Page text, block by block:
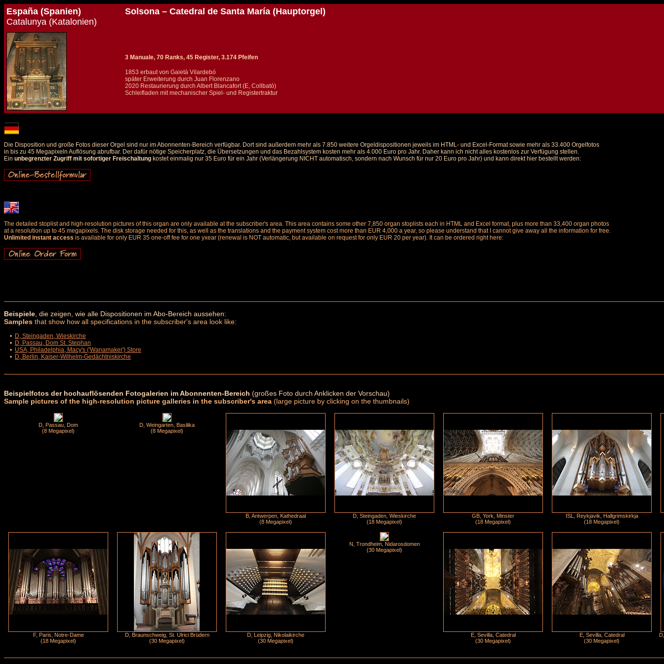
España (Spanien)
Catalunya (Katalonien)
Solsona – Catedral de Santa María (Hauptorgel)
3 Manuale, 70 Ranks, 45 Register, 3.174 Pfeifen
1853 erbaut von Gaietà Vilardebó
später Erweiterung durch Juan Florenzano
2020 Restaurierung durch Albert Blancafort (E, Collbató)
Schleifladen mit mechanischer Spiel- und Registertraktur
Die Disposition und große Fotos dieser Orgel sind nur im Abonnenten-Bereich verfügbar. Dort sind außerdem mehr als 7.850 weitere Orgeldispositionen jeweils im HTML- und Excel-Format sowie mehr als 33.400 Orgelfotos
in bis zu 45 Megapixeln Auflösung abrufbar. Der dafür nötige Speicherplatz, die Übersetzungen und das Bezahlsystem kosten mehr als 4.000 Euro pro Jahr. Daher kann ich nicht alles kostenlos zur Verfügung stellen.
Ein unbegrenzter Zugriff mit sofortiger Freischaltung kostet einmalig nur 35 Euro für ein Jahr (Verlängerung NICHT automatisch, sondern nach Wunsch für nur 20 Euro pro Jahr) und kann direkt hier bestellt werden:
The detailed stoplist and high-resolution pictures of this organ are only available at the subscriber's area. This area contains some other 7,850 organ stoplists each in HTML and Excel format, plus more than 33,400 organ photos
at a resolution up to 45 megapixels. The disk storage needed for this, as well as the translations and the payment system cost more than EUR 4,000 a year, so please understand that I cannot give away all the information for free.
Unlimited instant access is available for only EUR 35 one-off fee for one yxear (renewal is NOT automatic, but available on request for only EUR 20 per year). It can be ordered right here:
Beispiele , die zeigen, wie alle Dispositionen im Abo-Bereich aussehen:
Samples that show how all specifications in the subscriber's area look like:
• D, Steingaden, Wieskirche
• D, Passau, Dom St. Stephan
• USA, Philadelphia, Macy's ('Wanamaker') Store
• D, Berlin, Kaiser-Wilhelm-Gedächtniskirche
Beispielfotos der hochauflösenden Fotogalerien im Abonnenten-Bereich (großes Foto durch Anklicken der Vorschau)
Sample pictures of the high-resolution picture galleries in the subscriber's area (large picture by clicking on the thumbnails)
D, Passau, Dom
(8 Megapixel)
D, Weingarten, Basilika
(8 Megapixel)
B, Antwerpen, Kathedraal
(8 Megapixel)
D, Steingaden, Wieskirche
(18 Megapixel)
GB, York, Minster
(18 Megapixel)
ISL, Reykjavik, Hallgrimskirkja
(18 Megapixel)
F, Paris, Notre-Dame
(18 Megapixel)
D, Braunschweig, St. Ulrici Brüdern
(30 Megapixel)
D, Leipzig, Nikolaikirche
(30 Megapixel)
N, Trondheim, Nidarosdomen
(30 Megapixel)
E, Sevilla, Catedral
(30 Megapixel)
E, Sevilla, Catedral
(30 Megapixel)